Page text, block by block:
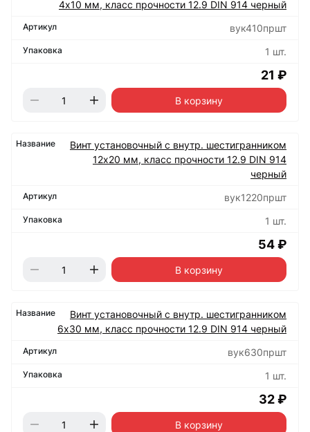
4х10 мм, класс прочности 12.9 DIN 914 черный
вук410пршт
1 шт.
21 ₽
В корзину
Винт установочный с внутр. шестигранником
12х20 мм, класс прочности 12.9 DIN 914
черный
вук1220пршт
1 шт.
54 ₽
В корзину
Винт установочный с внутр. шестигранником
6х30 мм, класс прочности 12.9 DIN 914 черный
вук630пршт
1 шт.
32 ₽
В корзину